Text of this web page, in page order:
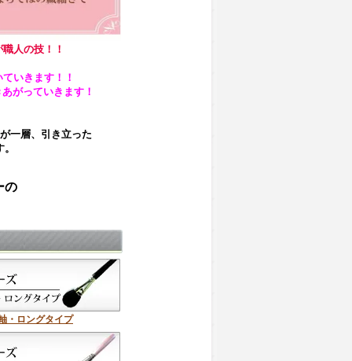
人の技！！
いきます！！
がっていきます！
が一層、引き立った
の
・ロングタイプ